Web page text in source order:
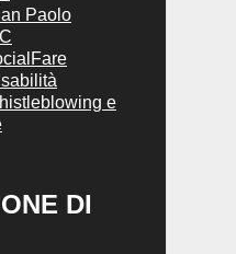
Paolo
e
DI